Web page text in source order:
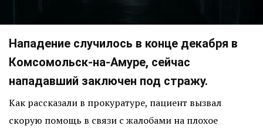
Нападение случилось в конце декабря в
Комсомольск-на-Амуре, сейчас
нападавший заключен под стражу.
Как рассказали в прокуратуре, пациент вызвал
скорую помощь в связи с жалобами на плохое